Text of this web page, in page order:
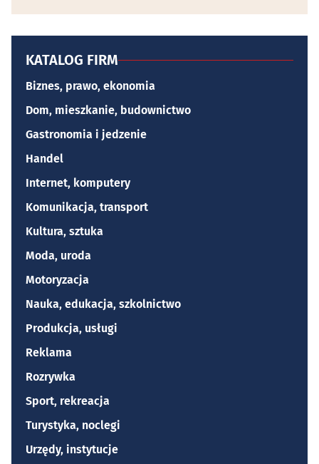
KATALOG FIRM
Biznes, prawo, ekonomia
Dom, mieszkanie, budownictwo
Gastronomia i jedzenie
Handel
Internet, komputery
Komunikacja, transport
Kultura, sztuka
Moda, uroda
Motoryzacja
Nauka, edukacja, szkolnictwo
Produkcja, usługi
Reklama
Rozrywka
Sport, rekreacja
Turystyka, noclegi
Urzędy, instytucje